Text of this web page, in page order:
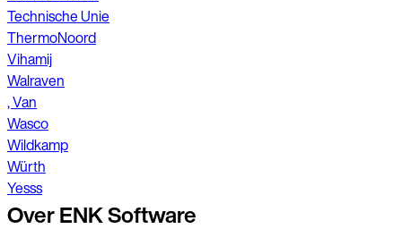
Technische Unie
ThermoNoord
Vihamij
Walraven
, Van
Wasco
Wildkamp
Würth
Yesss
Over ENK Software